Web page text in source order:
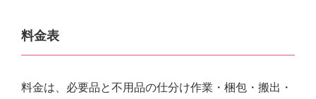
料金表
料金は、必要品と不用品の仕分け作業・梱包・搬出・